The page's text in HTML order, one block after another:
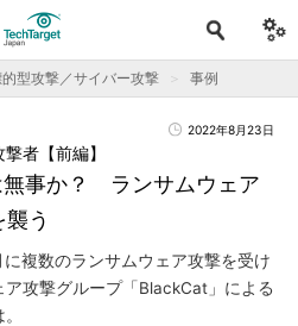
型攻撃／サイバー攻撃 事例
2022年8月23日
無事か？ ランサムウェア
う
者【前編】
複数のランサムウェア攻撃を受け
攻撃グループ「BlackCat」による